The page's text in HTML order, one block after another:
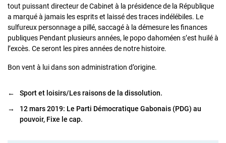
tout puissant directeur de Cabinet à la présidence de la République
a marqué à jamais les esprits et laissé des traces indélébiles. Le
sulfureux personnage a pillé, saccagé à la démesure les finances
publiques Pendant plusieurs années, le popo dahoméen s’est huilé à
l’excès. Ce seront les pires années de notre histoire.
Bon vent à lui dans son administration d’origine.
←
Sport et loisirs/Les raisons de la dissolution.
→
12 mars 2019: Le Parti Démocratique Gabonais (PDG) au
pouvoir, Fixe le cap.